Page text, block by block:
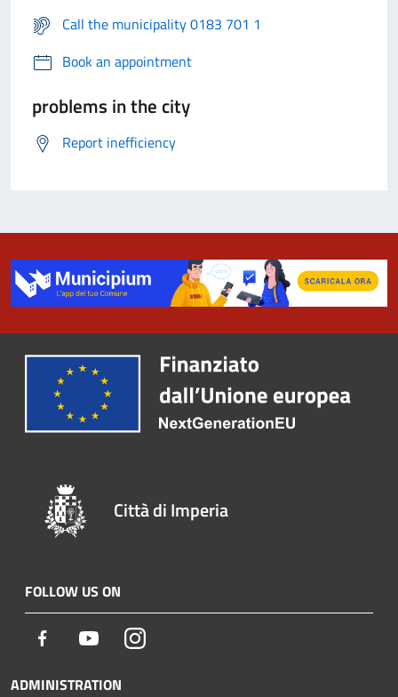
Call the municipality 0183 701 1
Book an appointment
problems in the city
Report inefficiency
Città di Imperia
FOLLOW US ON
Facebook YoutubeInstagram
ADMINISTRATION